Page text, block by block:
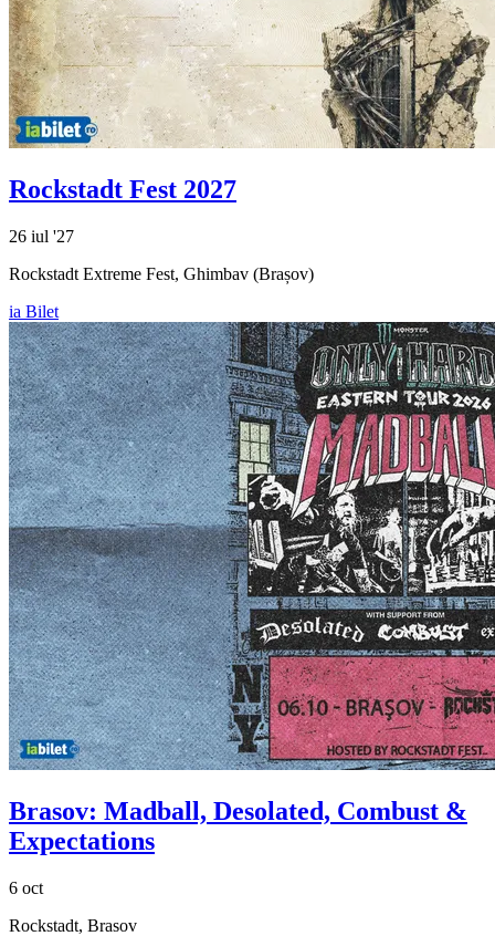
Rockstadt Fest 2027
26 iul '27
Rockstadt Extreme Fest, Ghimbav (Brașov)
ia Bilet
Brasov: Madball, Desolated, Combust &
Expectations
6 oct
Rockstadt, Brasov